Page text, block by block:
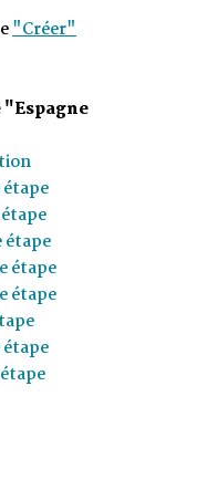
"Créer"
"Espagne
étape
étape
étape
étape
étape